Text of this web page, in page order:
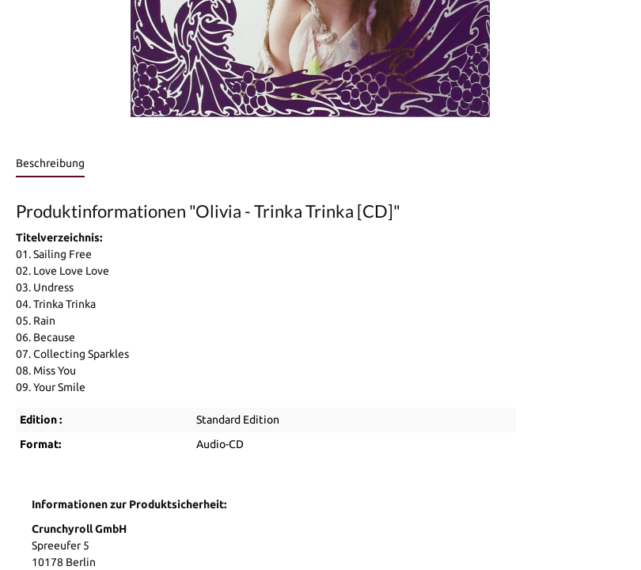
Beschreibung
Produktinformationen "Olivia - Trinka Trinka [CD]"
Titelverzeichnis:
01. Sailing Free
02. Love Love Love
03. Undress
04. Trinka Trinka
05. Rain
06. Because
07. Collecting Sparkles
08. Miss You
09. Your Smile
Edition :
Standard Edition
Format:
Audio-CD
Informationen zur Produktsicherheit:
Crunchyroll GmbH
Spreeufer 5
10178 Berlin